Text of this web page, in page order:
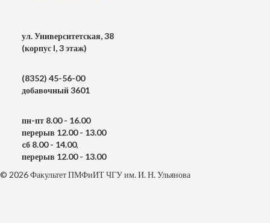
ул. Университетская, 38
(корпус I, 3 этаж)
(8352) 45-56-00
добавочный 3601
пн-пт 8.00 - 16.00
перерыв 12.00 - 13.00
cб 8.00 - 14.00,
перерыв 12.00 - 13.00
© 2026 Факультет ПМФиИТ ЧГУ им. И. Н. Ульянова